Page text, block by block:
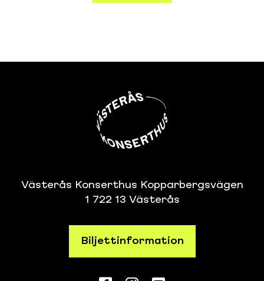
Västerås Konserthus Kopparbergsvägen
1 722 13 Västerås
Biljettinformation